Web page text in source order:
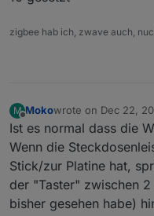
zigbee hab ich, zwave auch,
M Mokowrote on Dec 22,
last edited by Moko
Ist es normal dass die
Wenn die
Stick/zur Platine hat,
der "Taster" zwischen
bisher gesehen habe)